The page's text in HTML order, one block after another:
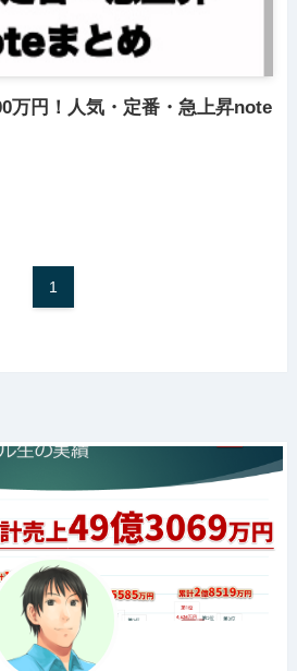
万円！人気・定番・急上昇note
1